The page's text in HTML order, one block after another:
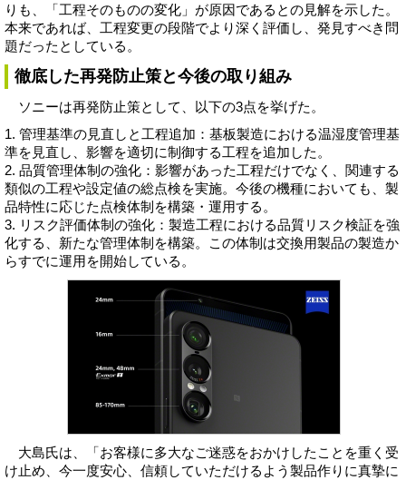
りも、「工程そのものの変化」が原因であるとの見解を示した。
本来であれば、工程変更の段階でより深く評価し、発見すべき問
題だったとしている。
徹底した再発防止策と今後の取り組み
ソニーは再発防止策として、以下の3点を挙げた。
1. 管理基準の見直しと工程追加：基板製造における温湿度管理基
準を見直し、影響を適切に制御する工程を追加した。
2. 品質管理体制の強化：影響があった工程だけでなく、関連する
類似の工程や設定値の総点検を実施。今後の機種においても、製
品特性に応じた点検体制を構築・運用する。
3. リスク評価体制の強化：製造工程における品質リスク検証を強
化する、新たな管理体制を構築。この体制は交換用製品の製造か
らすでに運用を開始している。
大島氏は、「お客様に多大なご迷惑をおかけしたことを重く受
け止め、今一度安心、信頼していただけるよう製品作りに真摯に